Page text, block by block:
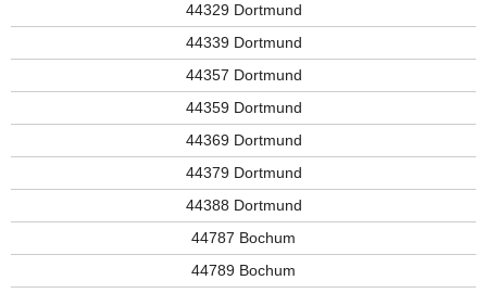
44329 Dortmund
44339 Dortmund
44357 Dortmund
44359 Dortmund
44369 Dortmund
44379 Dortmund
44388 Dortmund
44787 Bochum
44789 Bochum